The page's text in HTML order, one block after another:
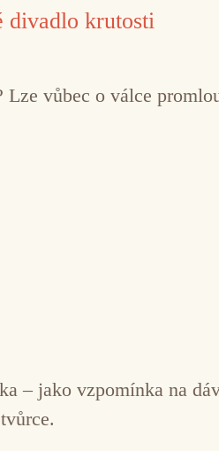
divadlo krutosti
vůbec o válce
– jako vzpomínka na